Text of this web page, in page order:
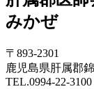
みかぜ
〒893-2301
鹿児島県肝属郡
TEL.0994-22-